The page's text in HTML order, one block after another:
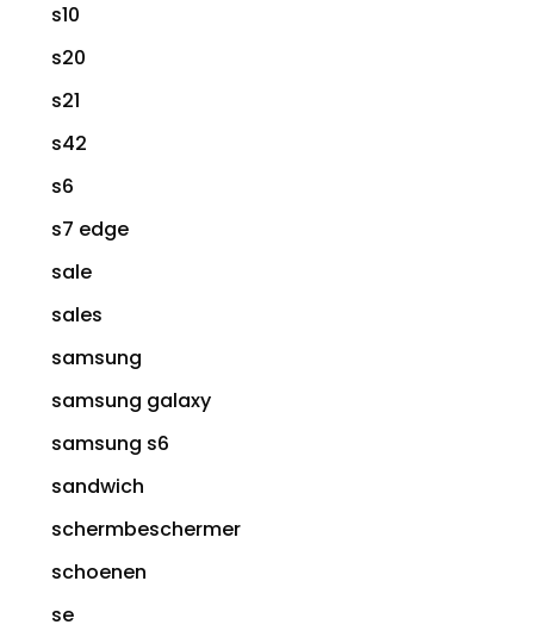
s10
s20
s21
s42
s6
s7 edge
sale
sales
samsung
samsung galaxy
samsung s6
sandwich
schermbeschermer
schoenen
se